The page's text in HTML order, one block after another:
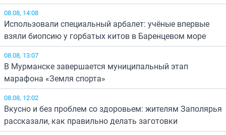
08.08, 14:08
Использовали специальный арбалет: учёные впервые
взяли биопсию у горбатых китов в Баренцевом море
08.08, 13:07
В Мурманске завершается муниципальный этап
марафона «Земля спорта»
08.08, 12:02
Вкусно и без проблем со здоровьем: жителям Заполярья
рассказали, как правильно делать заготовки